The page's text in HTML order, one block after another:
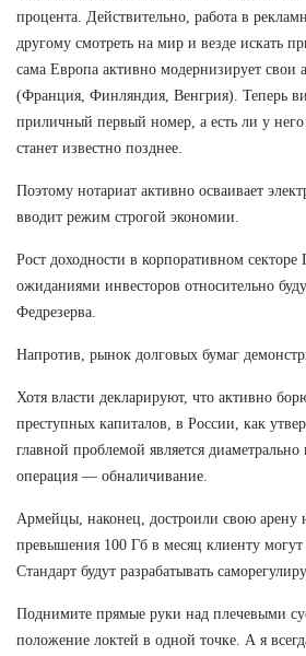
процента. Действительно, работа в
другому смотреть на мир и везде искать
сама Европа активно модернизирует
(Франция, Финляндия, Венгрия). Теперь
приличный первый номер, а есть ли у него
станет известно позднее.
Поэтому нотариат активно осваивает
вводит режим строгой экономии.
Рост доходности в корпоративном секторе
ожиданиями инвесторов относительно
Федрезерва.
Напротив, рынок долговых бумаг
Хотя власти декларируют, что активно
преступных капиталов, в России, как
главной проблемой является
операция — обналичивание.
Армейцы, наконец, достроили свою арену
превышения 100 Гб в месяц клиенту могут
Стандарт будут разрабатывать
Поднимите прямые руки над плечевыми
положение локтей в одной точке. А я